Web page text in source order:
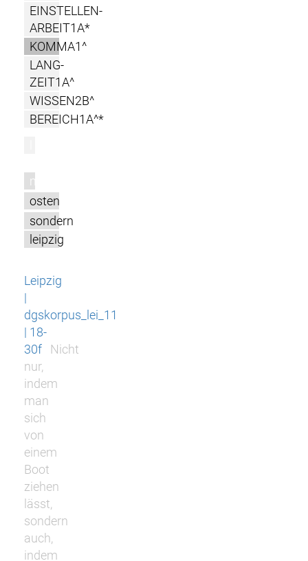
EINSTELLEN-
ARBEIT1A*
KOMMA1^
LANG-
ZEIT1A^
WISSEN2B^
BEREICH1A^*
m
osten
sondern
leipzig
Leipzig
|
dgskorpus_lei_11
| 18-
30f
Nicht
nur,
indem
man
sich
von
einem
Boot
ziehen
lässt,
sondern
auch,
indem